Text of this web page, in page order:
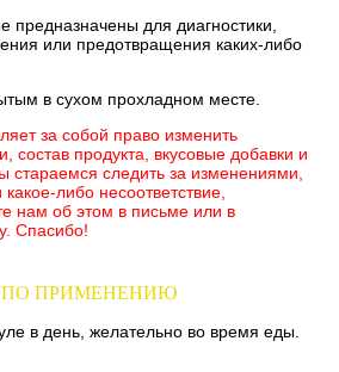
предназначены для диагностики,
или предотвращения каких-либо
в сухом прохладном месте.
за собой право изменить
состав продукта, вкусовые добавки и
стараемся следить за изменениями,
либо несоответствие,
нам об этом в письме или в
Спасибо!
ПРИМЕНЕНИЮ
в день, желательно во время еды.